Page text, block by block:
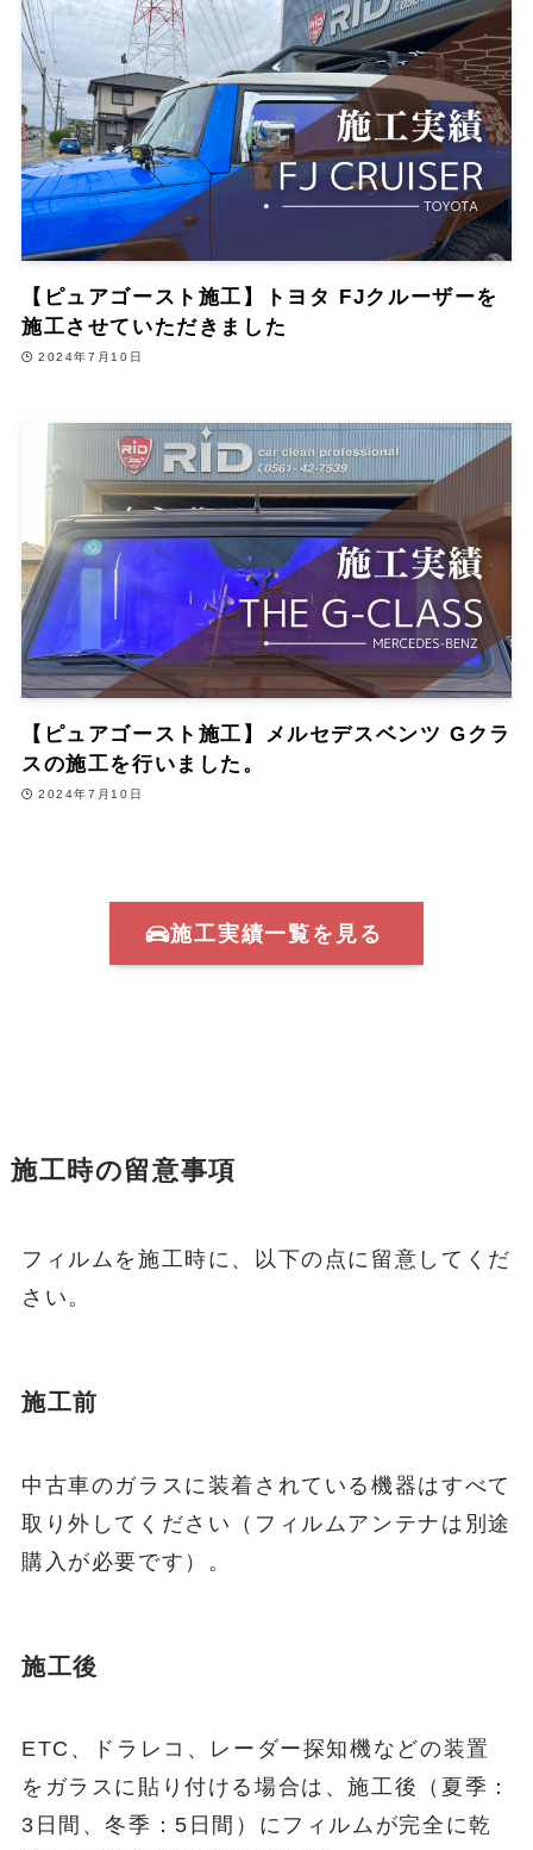
【ピュアゴースト施工】トヨタ FJクルーザーを
施工させていただきました
2024年7月10日
【ピュアゴースト施工】メルセデスベンツ Gクラ
スの施工を行いました。
2024年7月10日
施工実績一覧を見る
施工時の留意事項
フィルムを施工時に、以下の点に留意してくだ
さい。
施工前
中古車のガラスに装着されている機器はすべて
取り外してください（フィルムアンテナは別途
購入が必要です）。
施工後
ETC、ドラレコ、レーダー探知機などの装置
をガラスに貼り付ける場合は、施工後（夏季：
3日間、冬季：5日間）にフィルムが完全に乾